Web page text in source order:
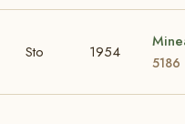
Sto 1954
5186